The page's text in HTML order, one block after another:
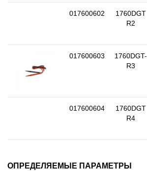
017600602
1760DGT
R2
017600603
1760DGT-
R3
017600604
1760DGT
R4
ОПРЕДЕЛЯЕМЫЕ ПАРАМЕТРЫ